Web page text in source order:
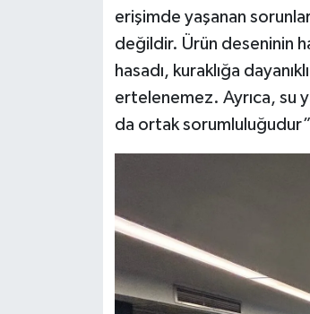
erişimde yaşanan
değildir. Ürün deseninin
hasadı, kuraklığa
ertelenemez. Ayrıca, su
da ortak